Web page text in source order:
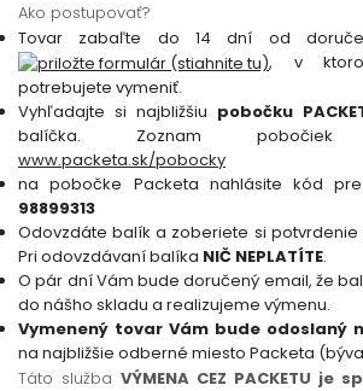
Ako postupovať?
Tovar zabaľte do 14 dní od
, v
potrebujete vymeniť.
Vyhľadajte si najbližšiu pobočku
balíčka. Zoznam
www.packeta.sk/pobocky
na pobočke Packeta nahlásite kód
98899313
Odovzdáte balík a zoberiete si
Pri odovzdávaní balíka NIČ NEPLATÍTE.
O pár dní Vám bude doručený email, že
do nášho skladu a realizujeme výmenu.
Vymenený tovar Vám bude odoslaný
na najbližšie odberné miesto Packeta
Táto služba VÝMENA CEZ PACKETU je